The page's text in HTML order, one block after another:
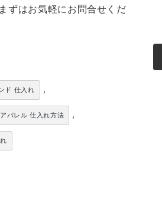
ずはお気軽にお問合せくだ
ド 仕入れ ,
アパレル 仕入れ方法 ,